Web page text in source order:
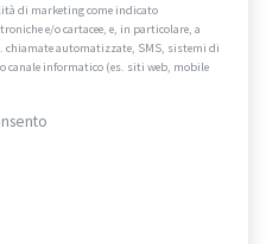
di marketing come indicato
e/o cartacee, e, in particolare, a
chiamate automatizzate, SMS, sistemi di
canale informatico (es. siti web, mobile